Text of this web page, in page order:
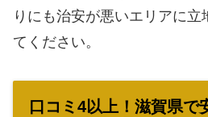
りにも治安が悪いエリアに立
てください。
口コミ4以上！滋賀県で